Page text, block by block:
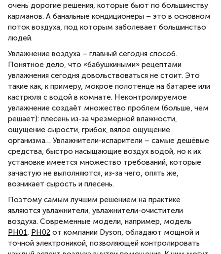
очень дорогие решения, которые бьют по большинству
карманов. А банальные кондиционеры – это в основном
поток воздуха, под которым заболевает большинство
людей.
Увлажнение воздуха – главный сегодня способ.
Понятное дело, что «бабушкиными» рецептами
увлажнения сегодня довольствоваться не стоит. Это
такие как, к примеру, мокрое полотенце на батарее или
кастрюля с водой в комнате. Неконтролируемое
увлажнение создаёт множество проблем (больше, чем
решает): плесень из-за чрезмерной влажности,
ощущение сырости, грибок, вялое ощущение
организма… Увлажнители-испарители – самые дешёвые
средства, быстро насыщающие воздух водой, но к их
установке имеется множество требований, которые
зачастую не выполняются, из-за чего, опять же,
возникает сырость и плесень.
Поэтому самым лучшим решением на практике
являются увлажнители, увлажнители-очистители
воздуха. Современные модели, например, модель
PH01, PH02 от компании Dyson, обладают мощной и
точной электроникой, позволяющей контролировать